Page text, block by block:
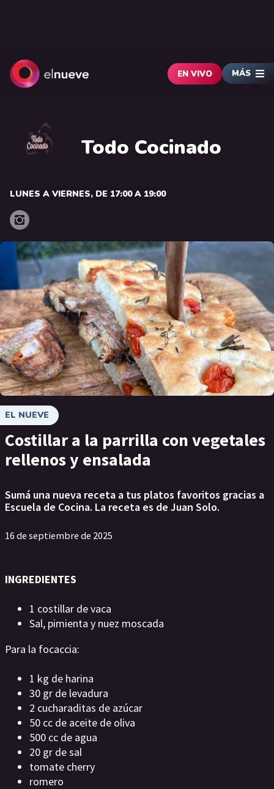
EN VIVO MÁS
Todo Cocinado
LUNES A VIERNES, DE 17:00 A 19:00
EL NUEVE
Costillar a la parrilla con vegetales
rellenos y ensalada
Sumá una nueva receta a tus platos favoritos gracias a
Escuela de Cocina. La receta es de Juan Solo.
16 de septiembre de 2025
INGREDIENTES
1 costillar de vaca
Sal, pimienta y nuez moscada
Para la focaccia:
1 kg de harina
30 gr de levadura
2 cucharaditas de azúcar
50 cc de aceite de oliva
500 cc de agua
20 gr de sal
tomate cherry
romero